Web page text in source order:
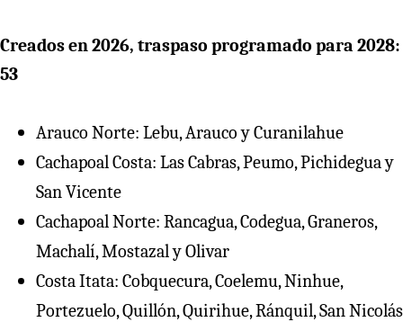
Creados en 2026, traspaso programado para 2028:
53
⁠Arauco Norte: Lebu, Arauco y Curanilahue
Cachapoal Costa: Las Cabras, Peumo, Pichidegua y
San Vicente
Cachapoal Norte: Rancagua, Codegua, Graneros,
Machalí, Mostazal y Olivar
Costa Itata: Cobquecura, Coelemu, Ninhue,
Portezuelo, Quillón, Quirihue, Ránquil, San Nicolás